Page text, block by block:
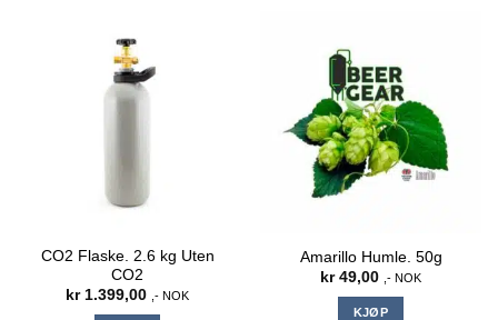
varianter.
Alternativene
kan
velges
på
CO2 Flaske. 2.6 kg Uten
CO2
kr1.399,00 ,- NOK
Amarillo Humle. 50g
kr49,00 ,- NOK
KJØP